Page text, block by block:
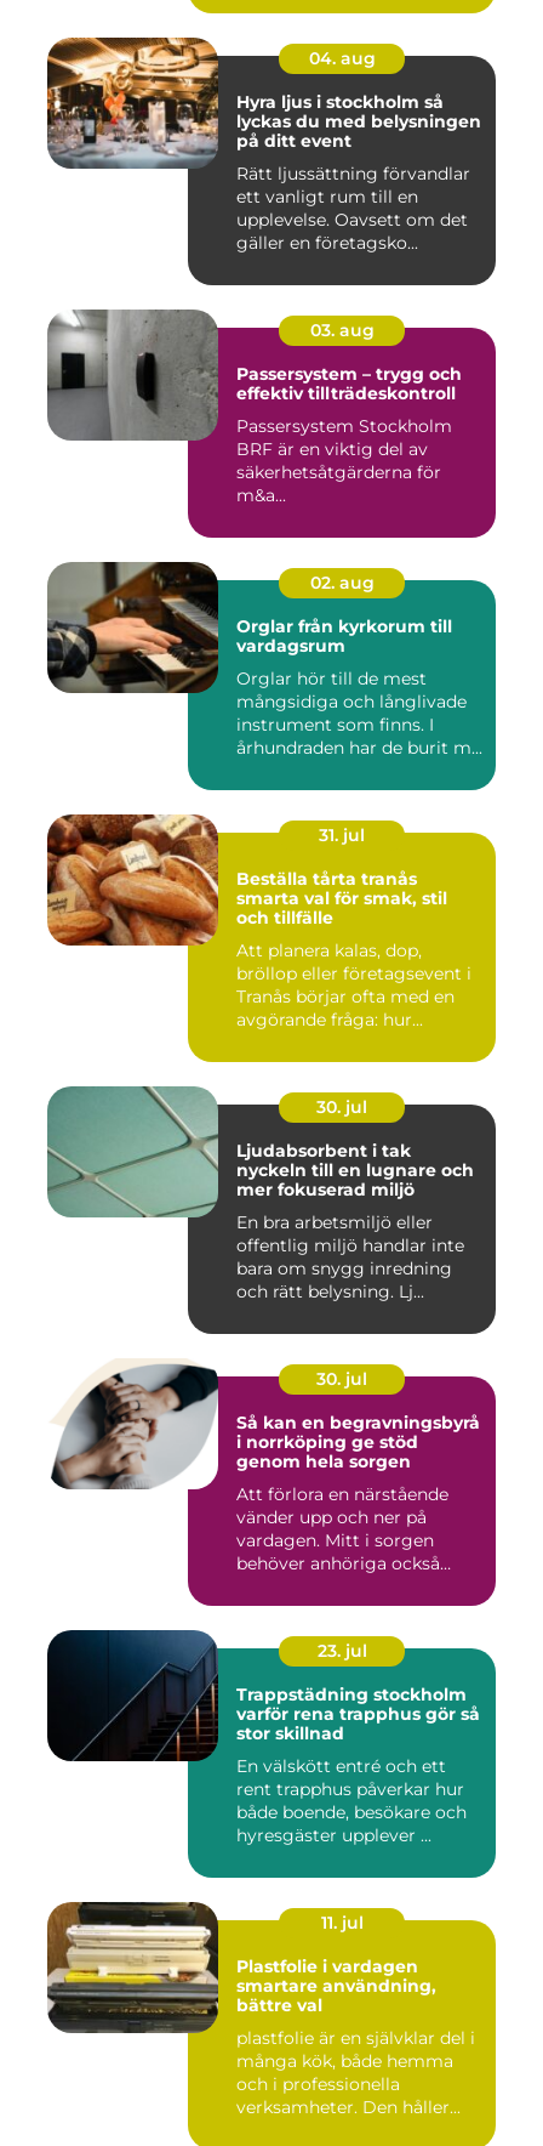
04. aug
Hyra ljus i stockholm så
lyckas du med belysningen
på ditt event
Rätt ljussättning förvandlar
ett vanligt rum till en
upplevelse. Oavsett om det
gäller en företagsko...
03. aug
Passersystem – trygg och
effektiv tillträdeskontroll
Passersystem Stockholm
BRF är en viktig del av
säkerhetsåtgärderna för
m&a...
02. aug
Orglar från kyrkorum till
vardagsrum
Orglar hör till de mest
mångsidiga och långlivade
instrument som finns. I
århundraden har de burit m...
31. jul
Beställa tårta tranås
smarta val för smak, stil
och tillfälle
Att planera kalas, dop,
bröllop eller företagsevent i
Tranås börjar ofta med en
avgörande fråga: hur...
30. jul
Ljudabsorbent i tak
nyckeln till en lugnare och
mer fokuserad miljö
En bra arbetsmiljö eller
offentlig miljö handlar inte
bara om snygg inredning
och rätt belysning. Lj...
30. jul
Så kan en begravningsbyrå
i norrköping ge stöd
genom hela sorgen
Att förlora en närstående
vänder upp och ner på
vardagen. Mitt i sorgen
behöver anhöriga också
23. jul
Trappstädning stockholm
varför rena trapphus gör så
stor skillnad
En välskött entré och ett
rent trapphus påverkar hur
både boende, besökare och
hyresgäster upplever ...
11. jul
Plastfolie i vardagen
smartare användning,
bättre val
plastfolie är en självklar del i
många kök, både hemma
och i professionella
verksamheter. Den håller...